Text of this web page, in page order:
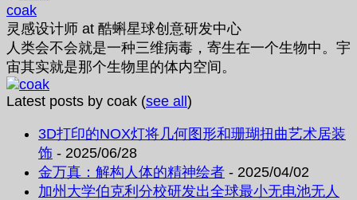
coak
灵感设计师 at 酷蝌星球创意研发中心
人类会不会就是一种三维病毒，寄生在一个生物中。宇
宙其实就是那个生物里的体内空间。
Latest posts by coak (see all)
3D打印的NOX灯将几何图形和珊瑚扭曲艺术居装
饰 - 2025/06/28
金万真：解构人体的精神绘者 - 2025/04/02
加州大学伯克利分校研发出全球最小无电池无人